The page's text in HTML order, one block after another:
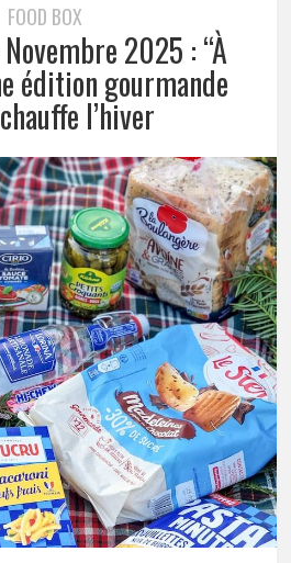
FOOD BOX
2025 : “À
édition gourmande
l’hiver